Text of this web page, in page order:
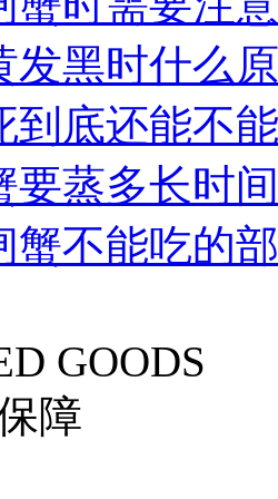
发黑时什么
到底还能不
要蒸多长时
蟹不能吃的
GOODS
障